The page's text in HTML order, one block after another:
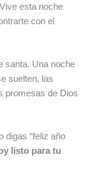
esta noche
con el
santa. Una noche
suelten, las
promesas de Dios
digas “feliz año
listo para tu